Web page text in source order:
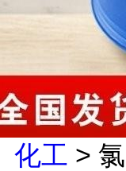
化工 > 氯